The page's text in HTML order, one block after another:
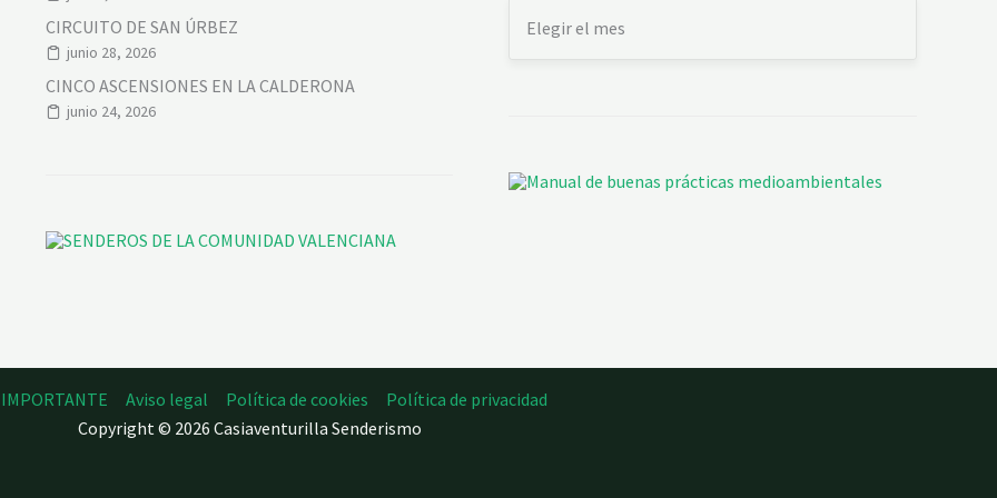
CIRCUITO DE SAN ÚRBEZ
junio 28, 2026
CINCO ASCENSIONES EN LA CALDERONA
junio 24, 2026
Aviso legal Política de cookies
Política de privacidad
Copyright © 2026 Casiaventurilla Senderismo